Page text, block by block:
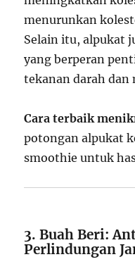
menurunkan
Selain itu, alpukat
yang berperan
tekanan darah dan
Cara terbaik
potongan alpukat
smoothie untuk
3. Buah Beri:
Perlindungan